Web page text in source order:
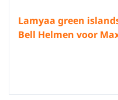
Lamyaa green
Bell Helmen voor